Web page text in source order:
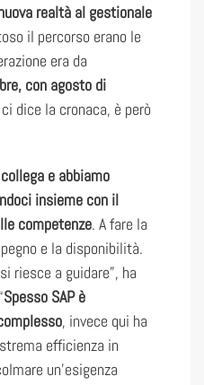
realtà al gestionale
il percorso erano le
era da
con agosto di
dice la cronaca, è però
e abbiamo
insieme con il
competenze. A fare la
e la disponibilità.
riesce a guidare”, ha
Spesso SAP è
, invece qui ha
efficienza in
un’esigenza